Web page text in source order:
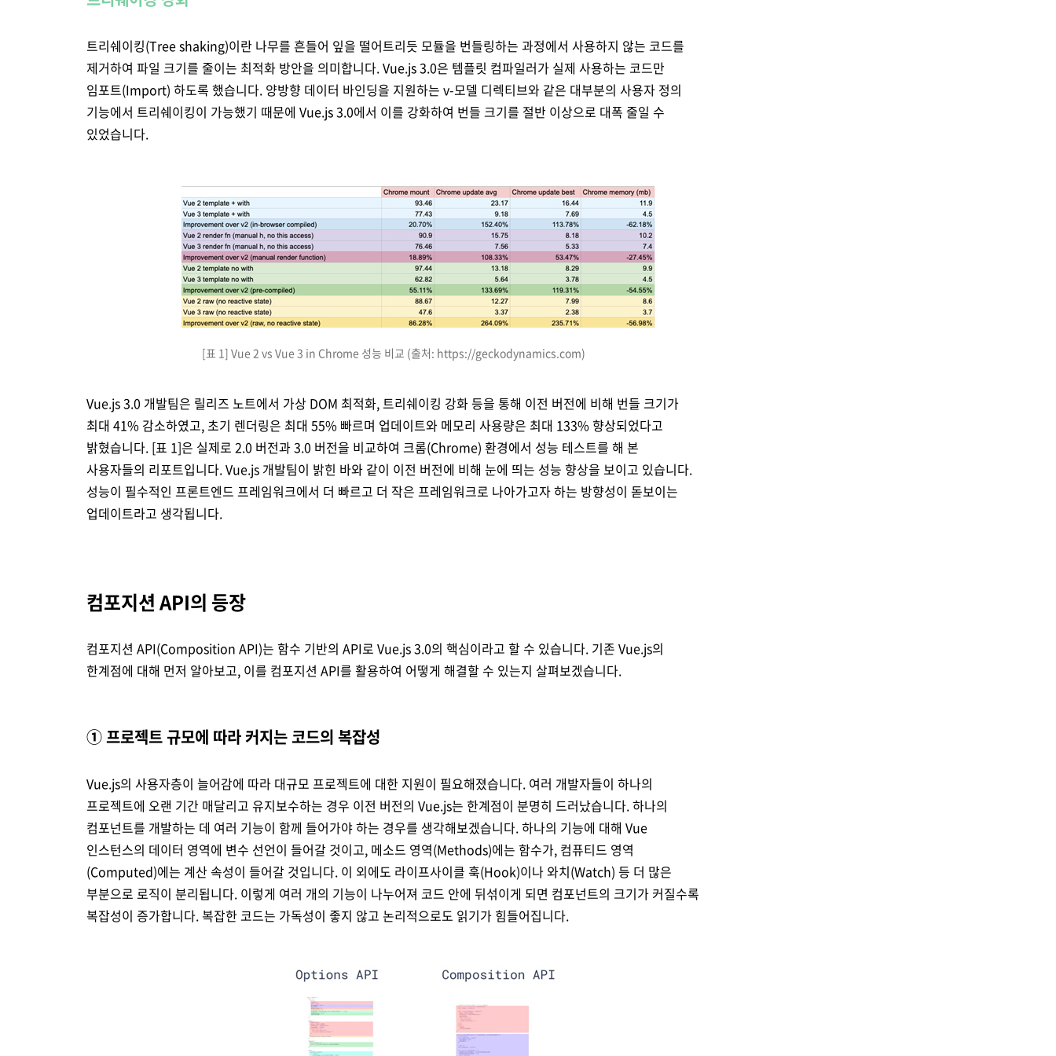
트리쉐이킹(Tree shaking)이란 나무를 흔들어 잎을 떨어트리듯 모듈을 번들링하는 과정에서 사용하지 않는 코드를
제거하여 파일 크기를 줄이는 최적화 방안을 의미합니다. Vue.js 3.0은 템플릿 컴파일러가 실제 사용하는 코드만
임포트(Import) 하도록 했습니다. 양방향 데이터 바인딩을 지원하는 v-모델 디렉티브와 같은 대부분의 사용자 정의
기능에서 트리쉐이킹이 가능했기 때문에 Vue.js 3.0에서 이를 강화하여 번들 크기를 절반 이상으로 대폭 줄일 수
있었습니다.
[표 1] Vue 2 vs Vue 3 in Chrome 성능 비교 (출처: https://geckodynamics.com)
Vue.js 3.0 개발팀은 릴리즈 노트에서 가상 DOM 최적화, 트리쉐이킹 강화 등을 통해 이전 버전에 비해 번들 크기가
최대 41% 감소하였고, 초기 렌더링은 최대 55% 빠르며 업데이트와 메모리 사용량은 최대 133% 향상되었다고
밝혔습니다. [표 1]은 실제로 2.0 버전과 3.0 버전을 비교하여 크롬(Chrome) 환경에서 성능 테스트를 해 본
사용자들의 리포트입니다. Vue.js 개발팀이 밝힌 바와 같이 이전 버전에 비해 눈에 띄는 성능 향상을 보이고 있습니다.
성능이 필수적인 프론트엔드 프레임워크에서 더 빠르고 더 작은 프레임워크로 나아가고자 하는 방향성이 돋보이는
업데이트라고 생각됩니다.
컴포지션 API의 등장
컴포지션 API(Composition API)는 함수 기반의 API로 Vue.js 3.0의 핵심이라고 할 수 있습니다. 기존 Vue.js의
한계점에 대해 먼저 알아보고, 이를 컴포지션 API를 활용하여 어떻게 해결할 수 있는지 살펴보겠습니다.
① 프로젝트 규모에 따라 커지는 코드의 복잡성
Vue.js의 사용자층이 늘어감에 따라 대규모 프로젝트에 대한 지원이 필요해졌습니다. 여러 개발자들이 하나의
프로젝트에 오랜 기간 매달리고 유지보수하는 경우 이전 버전의 Vue.js는 한계점이 분명히 드러났습니다. 하나의
컴포넌트를 개발하는 데 여러 기능이 함께 들어가야 하는 경우를 생각해보겠습니다. 하나의 기능에 대해 Vue
인스턴스의 데이터 영역에 변수 선언이 들어갈 것이고, 메소드 영역(Methods)에는 함수가, 컴퓨티드 영역
(Computed)에는 계산 속성이 들어갈 것입니다. 이 외에도 라이프사이클 훅(Hook)이나 와치(Watch) 등 더 많은
부분으로 로직이 분리됩니다. 이렇게 여러 개의 기능이 나누어져 코드 안에 뒤섞이게 되면 컴포넌트의 크기가 커질수록
복잡성이 증가합니다. 복잡한 코드는 가독성이 좋지 않고 논리적으로도 읽기가 힘들어집니다.